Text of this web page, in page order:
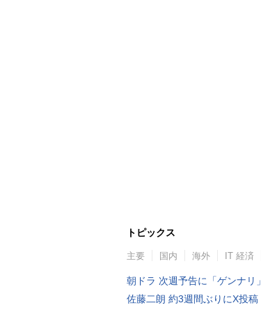
トピックス
主要 国内 海外 IT 経済
朝ドラ 次週予告に「ゲンナリ」
佐藤二朗 約3週間ぶりにX投稿